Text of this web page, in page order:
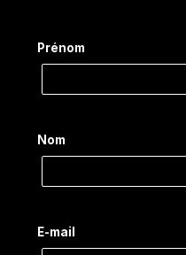
Prénom
Nom
E-mail